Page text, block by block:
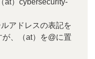
）cybersecurity-
アドレスの表記を
、（at）を@に置